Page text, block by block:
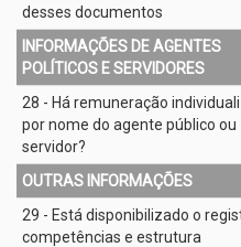
desses documentos
INFORMAÇÕES DE AGENTES
POLÍTICOS E SERVIDORES
28 - Há remuneração
por nome do agente público ou
servidor?
OUTRAS INFORMAÇÕES
29 - Está disponibilizado o
competências e estrutura